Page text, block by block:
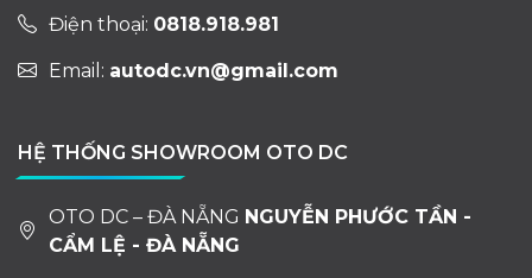
Điện thoại: 0818.918.981
Email: autodc.vn@gmail.com
HỆ THỐNG SHOWROOM OTO DC
OTO DC – ĐÀ NẴNG NGUYỄN PHƯỚC TẦN -
CẨM LỆ - ĐÀ NẴNG